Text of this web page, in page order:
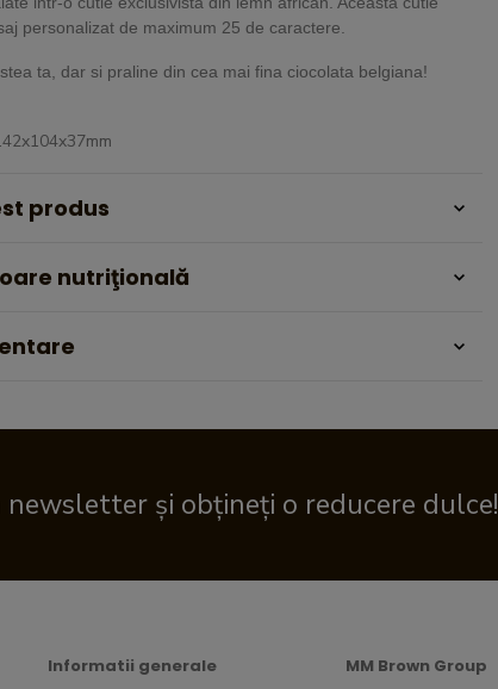
personalizat de maximum 25 de caractere.
ta, dar si praline din cea mai fina ciocolata belgiana!
produs
nutriţională
și obțineți o reducere dulce!
Informatii generale MM Brown Group